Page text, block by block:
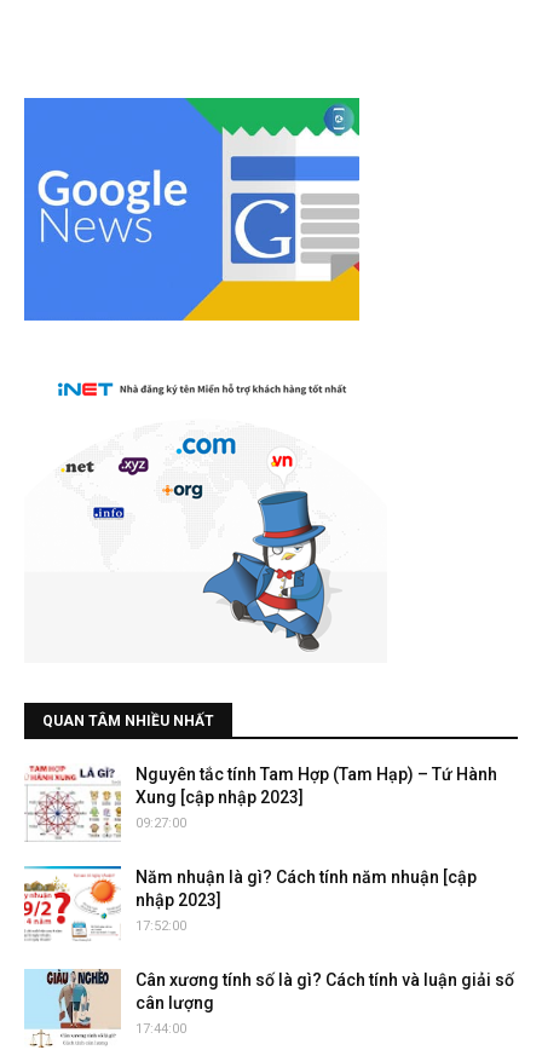
QUAN TÂM NHIỀU NHẤT
Nguyên tắc tính Tam Hợp (Tam Hạp) – Tứ Hành
Xung [cập nhập 2023]
09:27:00
Năm nhuận là gì? Cách tính năm nhuận [cập
nhập 2023]
17:52:00
Cân xương tính số là gì? Cách tính và luận giải số
cân lượng
17:44:00